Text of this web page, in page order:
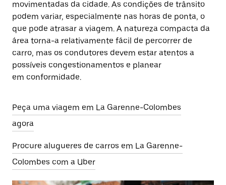
movimentadas da cidade. As condições de trânsito
podem variar, especialmente nas horas de ponta, o
que pode atrasar a viagem. A natureza compacta da
área torna-a relativamente fácil de percorrer de
carro, mas os condutores devem estar atentos a
possíveis congestionamentos e planear
em conformidade.
Peça uma viagem em La Garenne-Colombes
agora
Procure alugueres de carros em La Garenne-
Colombes com a Uber